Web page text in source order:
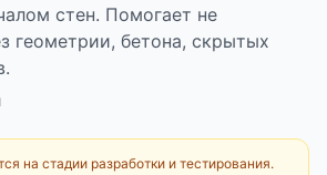
стен. Помогает не
геометрии, бетона, скрытых
на стадии разработки и тестирования.